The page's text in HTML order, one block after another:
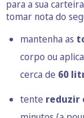
para a sua
tomar nota do
mantenha as
corpo ou
cerca de 60
tente reduzir